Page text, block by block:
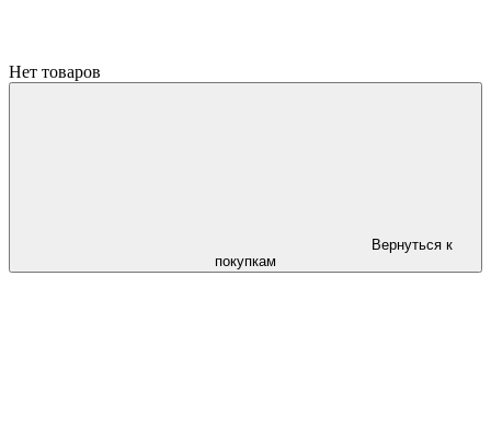
Нет товаров
Вернуться к
покупкам